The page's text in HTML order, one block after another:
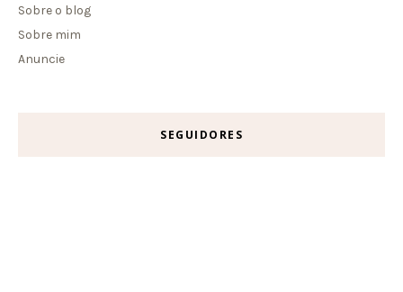
Sobre o blog
Sobre mim
Anuncie
SEGUIDORES